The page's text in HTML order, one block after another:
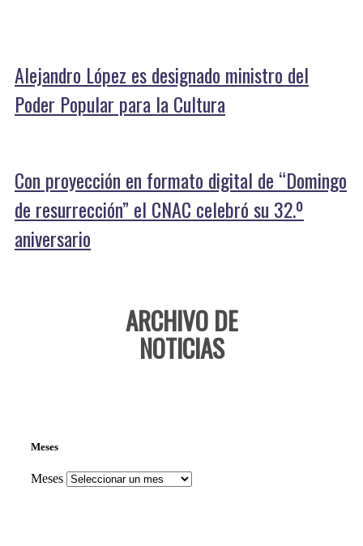
Alejandro López es designado ministro del
Poder Popular para la Cultura
Con proyección en formato digital de “Domingo
de resurrección” el CNAC celebró su 32.º
aniversario
ARCHIVO DE
NOTICIAS
Meses
Meses